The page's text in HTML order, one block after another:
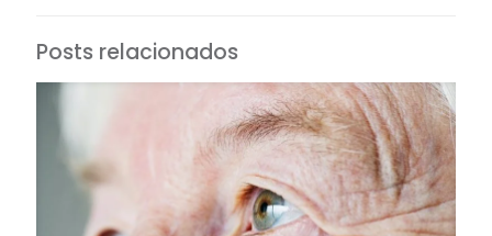
Posts relacionados